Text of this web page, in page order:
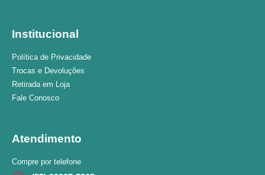
Institucional
Política de Privacidade
Trocas e Devoluções
Retirada em Loja
Fale Conosco
Atendimento
Compre por telefone